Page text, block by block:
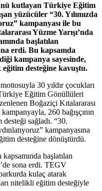
kutlayan Türkiye Eğitim
yüzücüler “30. Yılımızda
kampanyası ile bu
Yüzme Yarışı’nda
başlatılan
erdi. Bu kapsamda
kampanya sayesinde,
desteğine kavuştu.
30 yıldır çocukları
Eğitim Gönüllüleri
Boğaziçi Kıtalararası
kampanyayla, 260 bağışçının
sağladı. “30.
kampanyasına
desteğine dönüştürdü.
başlatılan
sona erdi. TEGV
kulaç atarak
nitelikli eğitim desteğiyle